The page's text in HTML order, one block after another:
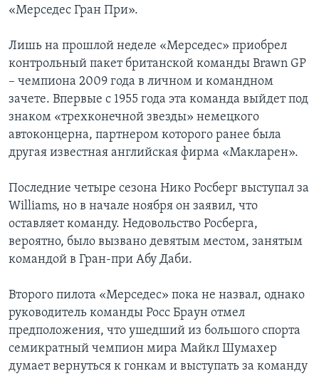
НЬЮ-ЙОРК NEW YORK
ТЕСТЫ
ВИДЕО
Learning English
«Мерседес Гран При».
Лишь на прошлой неделе «Мерседес» приобрел
контрольный пакет британской команды Brawn GP
– чемпиона 2009 года в личном и командном
зачете. Впервые с 1955 года эта команда выйдет под
знаком «трехконечной звезды» немецкого
автоконцерна, партнером которого ранее была
другая известная английская фирма «Макларен».
Последние четыре сезона Нико Росберг выступал за
Williams, но в начале ноября он заявил, что
оставляет команду. Недовольство Росберга,
вероятно, было вызвано девятым местом, занятым
командой в Гран-при Абу Даби.
Второго пилота «Мерседес» пока не назвал, однако
руководитель команды Росс Браун отмел
предположения, что ушедший из большого спорта
семикратный чемпион мира Майкл Шумахер
думает вернуться к гонкам и выступать за команду